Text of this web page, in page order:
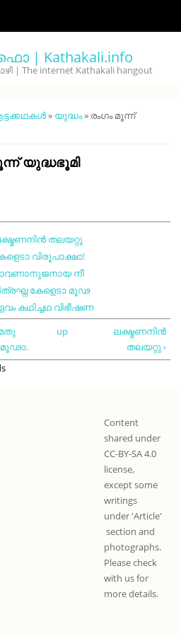
| Kathakali.info
The internet Kathakali hangout
» യുദ്ധം» രംഗം മൂന്ന്
യുദ്ധഭൂമി
തലയറ്റു
വിരൂപാക്ഷാ!
നീ
കേളെടാ മൂഢ
കഥിച്ചഥ വിഭീഷണ
up
ലക്ഷ്മണനിന്‍
തലയറ്റു ›
Content
shared under
CC-BY-SA 4.0
license,
except some
writings
under 'Article'
section and
photographs.
Please check
with us for
more details.